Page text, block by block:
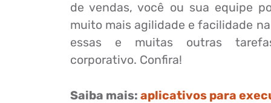
de vendas, você ou sua equipe
muito mais agilidade e facilidade
essas e muitas outras
corporativo. Confira!
Saiba mais: aplicativos para